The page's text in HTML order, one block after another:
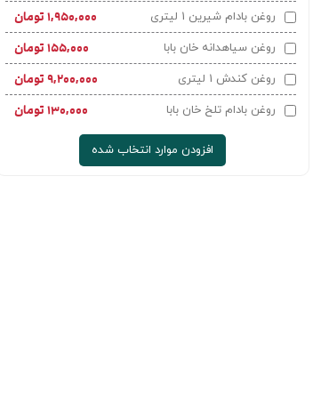
روغن بادام شیرین 1 لیتری ۱,۹۵۰,۰۰۰ تومان
روغن سیاهدانه خان بابا ۱۵۵,۰۰۰ تومان
روغن کندش 1 لیتری ۹,۲۰۰,۰۰۰ تومان
روغن بادام تلخ خان بابا ۱۳۰,۰۰۰ تومان
افزودن موارد انتخاب شده